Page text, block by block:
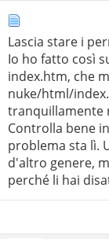
Lascia stare i
Io ho fatto così
index.htm, che
nuke/html/
tranquillamente
Controlla bene
problema sta lì.
d'altro genere,
perché li hai